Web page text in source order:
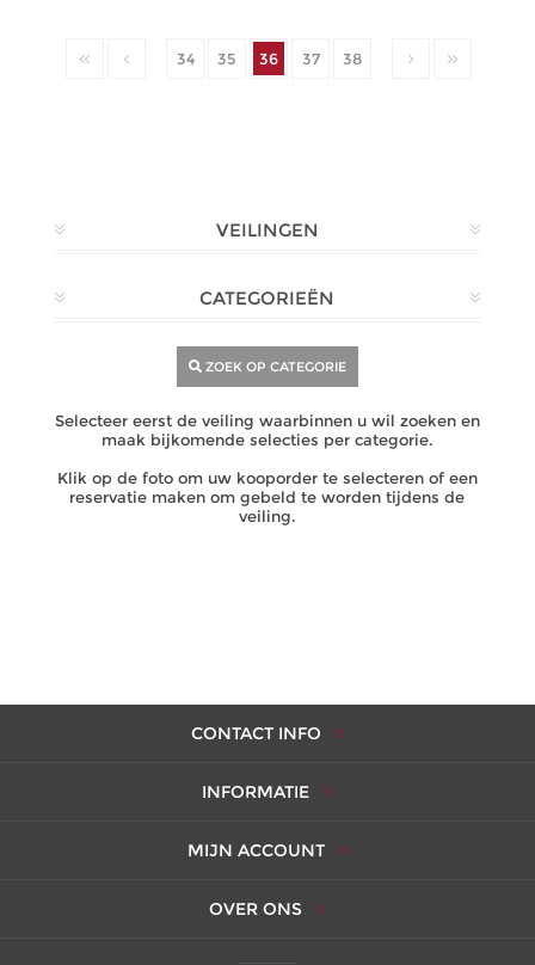
34 35 36 37 38
VEILINGEN
CATEGORIEËN
ZOEK OP CATEGORIE
Selecteer eerst de veiling waarbinnen u wil zoeken en
maak bijkomende selecties per categorie.
Klik op de foto om uw kooporder te selecteren of een
reservatie maken om gebeld te worden tijdens de
veiling.
CONTACT INFO
INFORMATIE
MIJN ACCOUNT
OVER ONS